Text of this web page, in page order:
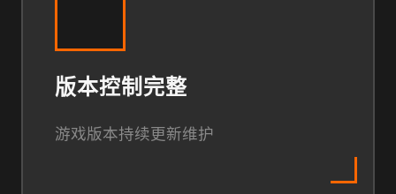
版本控制完整
游戏版本持续更新维护